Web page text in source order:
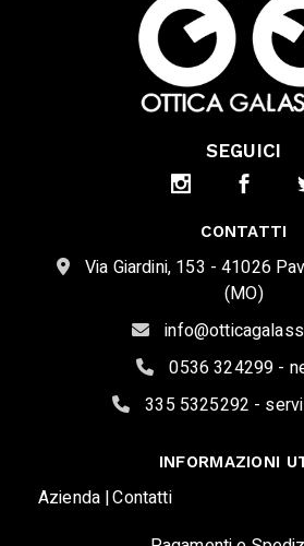
SEGUICI
CONTATTI
Via Giardini, 153 - 41026
(MO)
0536 324299 -
335 5325292 -
INFORMAZIONI
Azienda |Contatti